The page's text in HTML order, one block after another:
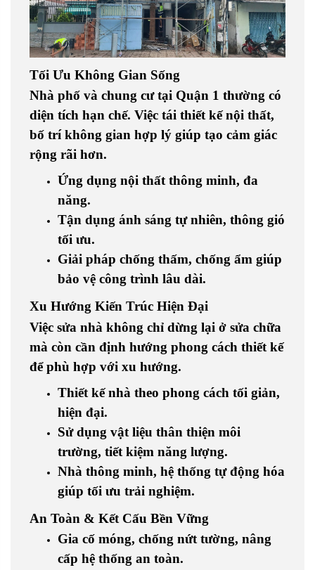
Tối Ưu Không Gian Sống
Nhà phố và chung cư tại Quận 1 thường có
diện tích hạn chế. Việc tái thiết kế nội thất,
bố trí không gian hợp lý giúp tạo cảm giác
rộng rãi hơn.
Ứng dụng nội thất thông minh, đa
năng.
Tận dụng ánh sáng tự nhiên, thông gió
tối ưu.
Giải pháp chống thấm, chống ẩm giúp
bảo vệ công trình lâu dài.
Xu Hướng Kiến Trúc Hiện Đại
Việc sửa nhà không chỉ dừng lại ở sửa chữa
mà còn cần định hướng phong cách thiết kế
để phù hợp với xu hướng.
Thiết kế nhà theo phong cách tối giản,
hiện đại.
Sử dụng vật liệu thân thiện môi
trường, tiết kiệm năng lượng.
Nhà thông minh, hệ thống tự động hóa
giúp tối ưu trải nghiệm.
An Toàn & Kết Cấu Bền Vững
Gia cố móng, chống nứt tường, nâng
cấp hệ thống an toàn.